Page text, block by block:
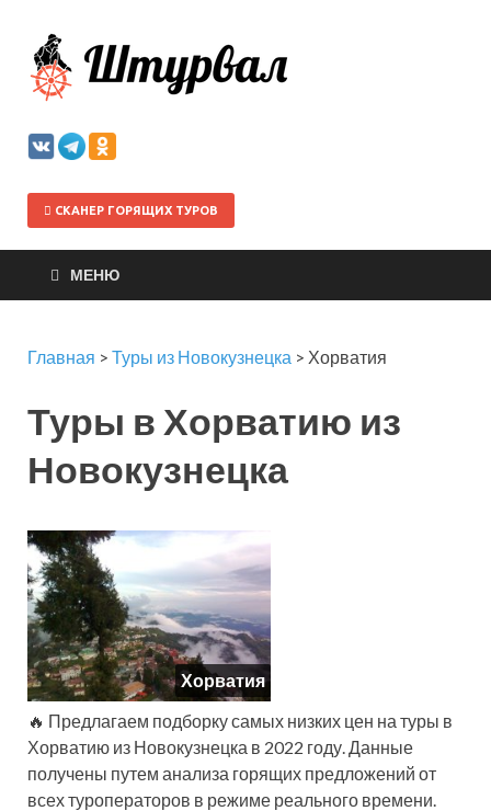
СКАНЕР ГОРЯЩИХ ТУРОВ
МЕНЮ
Главная > Туры из Новокузнецка > Хорватия
Туры в Хорватию из
Новокузнецка
Хорватия
🔥 Предлагаем подборку самых низких цен на туры в
Хорватию из Новокузнецка в 2022 году. Данные
получены путем анализа горящих предложений от
всех туроператоров в режиме реального времени.